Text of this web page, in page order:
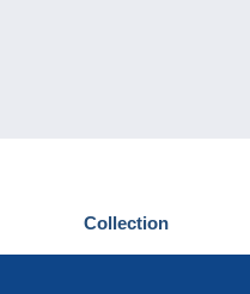
Collection
Cartes postales